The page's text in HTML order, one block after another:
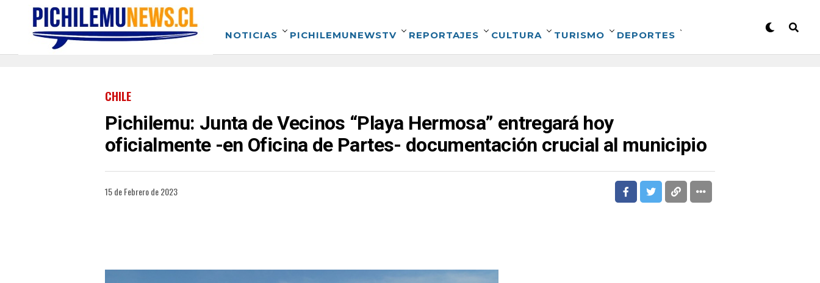
NOTICIAS PICHILEMUNEWSTV REPORTAJES CULTURA TURISMO DEPORTES
CHILE
Pichilemu: Junta de Vecinos “Playa Hermosa” entregará hoy
oficialmente -en Oficina de Partes- documentación crucial al municipio
15 de Febrero de 2023